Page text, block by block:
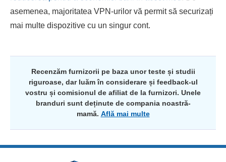
asemenea, majoritatea VPN-urilor vă permit să securizați
mai multe dispozitive cu un singur cont.
Recenzăm furnizorii pe baza unor teste și studii
riguroase, dar luăm în considerare și feedback-ul
vostru și comisionul de afiliat de la furnizori. Unele
branduri sunt deținute de compania noastră-
mamă. Află mai multe